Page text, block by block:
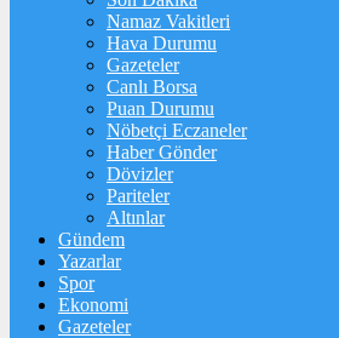
Namaz Vakitleri
Hava Durumu
Gazeteler
Canlı Borsa
Puan Durumu
Nöbetçi Eczaneler
Haber Gönder
Dövizler
Pariteler
Altınlar
Gündem
Yazarlar
Spor
Ekonomi
Gazeteler